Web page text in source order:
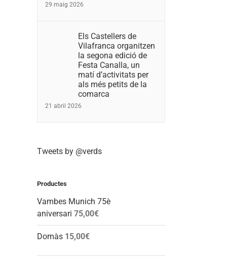
29 maig 2026
Els Castellers de
Vilafranca organitzen
la segona edició de
Festa Canalla, un
matí d’activitats per
als més petits de la
comarca
21 abril 2026
Tweets by @verds
Productes
Vambes Munich 75è
aniversari 75,00€
Domàs 15,00€